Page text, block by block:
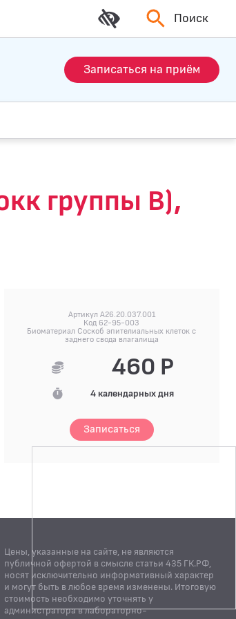
Поиск
Записаться на приём
группы В),
Артикул A26.20.037.001
Код 62-95-003
Биоматериал Соскоб эпителиальных клеток с
заднего свода влагалища
460 Р
4 календарных дня
Записаться
Цены, указанные на сайте, не являются
публичной офертой в смысле статьи 435 ГК.РФ,
носят исключительно информативный характер
и могут быть в любое время изменены. Итоговую
стоимость необходимо уточнять у
администратора в лабораторно-